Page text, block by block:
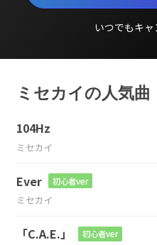
いつでもキ
ミセカイの人気曲
104Hz
ミセカイ
Ever 初心者ver
ミセカイ
「C.A.E.」 初心者ver